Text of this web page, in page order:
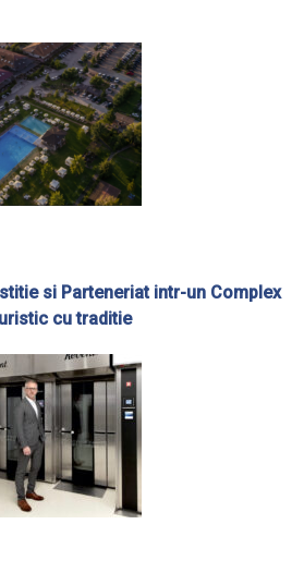
si Parteneriat intr-un Complex
cu traditie